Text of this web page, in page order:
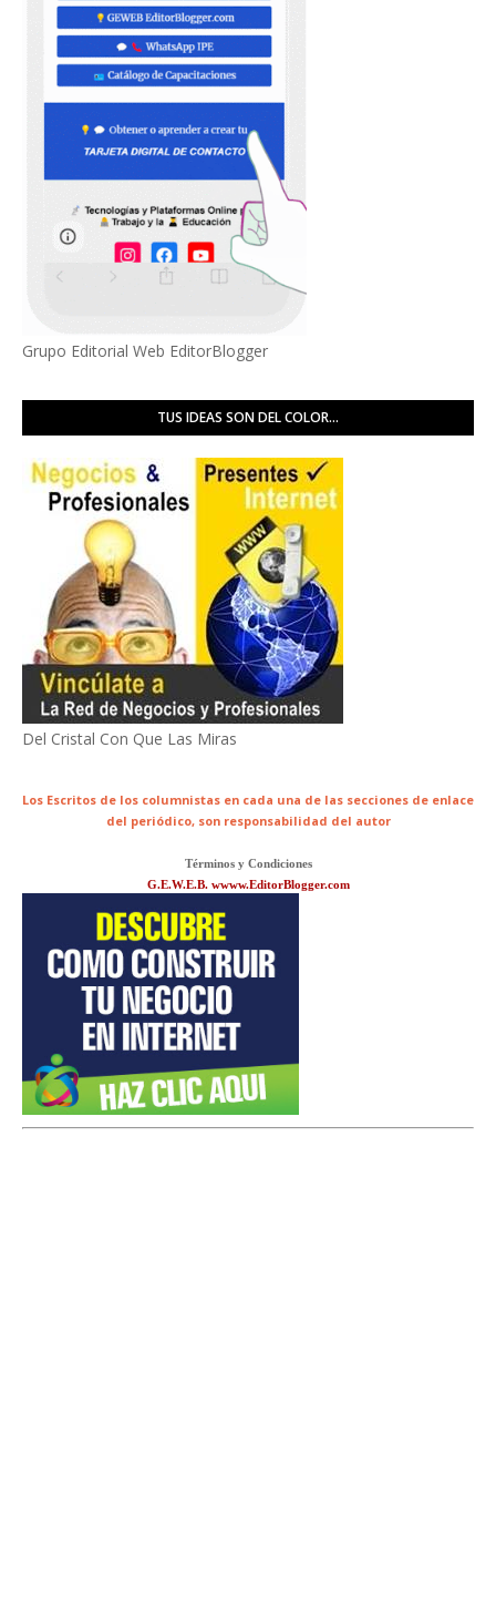
Grupo Editorial Web EditorBlogger
TUS IDEAS SON DEL COLOR...
Del Cristal Con Que Las Miras
Los Escritos de los columnistas en cada una de las secciones de enlace
del periódico, son responsabilidad del autor
Términos y Condiciones
G.E.W.E.B. wwww.EditorBlogger.com